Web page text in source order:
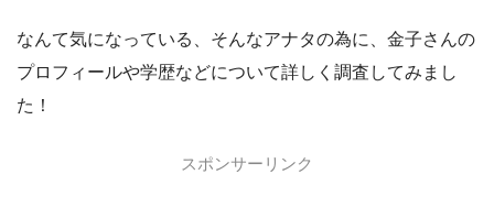
なんて気になっている、そんなアナタの為に、金子さんの
プロフィールや学歴などについて詳しく調査してみまし
た！
スポンサーリンク